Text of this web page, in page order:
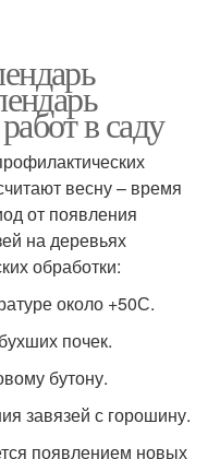
в саду
весну – время
от появления
на деревьях
обработки:
около +50С.
почек.
бутону.
завязей с горошину.
появлением новых